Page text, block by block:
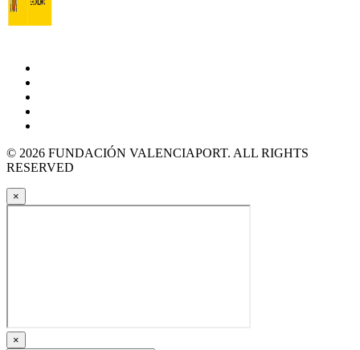
© 2026 FUNDACIÓN VALENCIAPORT. ALL RIGHTS
RESERVED
×
×